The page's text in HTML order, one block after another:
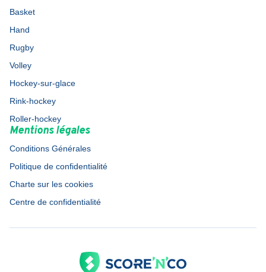
Basket
Hand
Rugby
Volley
Hockey-sur-glace
Rink-hockey
Roller-hockey
Mentions légales
Conditions Générales
Politique de confidentialité
Charte sur les cookies
Centre de confidentialité